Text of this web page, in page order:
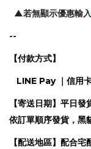
▲若無顯示優惠輸入
--
【付款方式】
LINE Pay ｜信用
【寄送日期】平日
依訂單順序發貨，黑
【配送地區】配合